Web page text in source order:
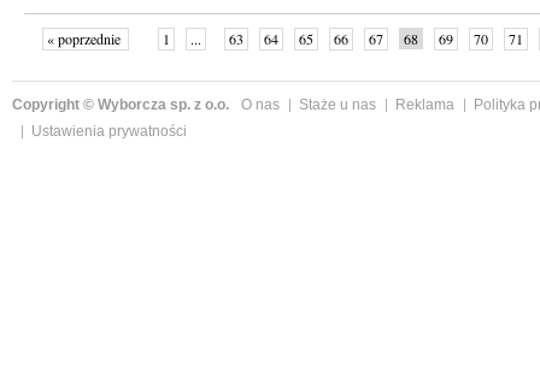
« poprzednie 1 ... 63 64 65 66 67 68 69 70
71
Copyright © Wyborcza sp. z o.o. O nas Staże u nas Reklama
Polityka
Ustawienia prywatności